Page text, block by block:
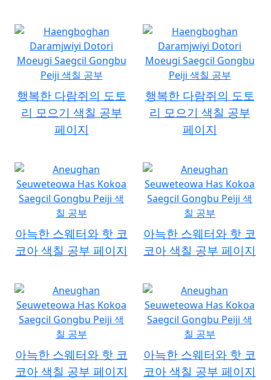
행복한 다람쥐의 도토
리 모으기 색칠 공부
페이지
행복한 다람쥐의 도토
리 모으기 색칠 공부
페이지
아늑한 스웨터와 핫 코
코아 색칠 공부 페이지
아늑한 스웨터와 핫 코
코아 색칠 공부 페이지
아늑한 스웨터와 핫 코
코아 색칠 공부 페이지
아늑한 스웨터와 핫 코
코아 색칠 공부 페이지